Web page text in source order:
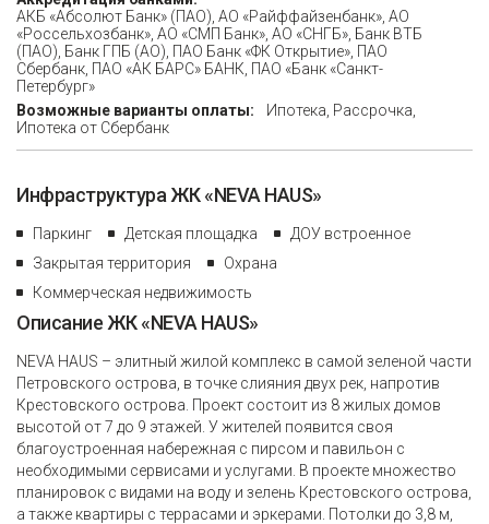
АКБ «Абсолют Банк» (ПАО), АО «Райффайзенбанк», АО
«Россельхозбанк», АО «СМП Банк», АО «СНГБ», Банк ВТБ
(ПАО), Банк ГПБ (АО), ПАО Банк «ФК Открытие», ПАО
Сбербанк, ПАО «АК БАРС» БАНК, ПАО «Банк «Санкт-
Петербург»
Возможные варианты оплаты:
Ипотека, Рассрочка,
Ипотека от Сбербанк
Инфраструктура ЖК «NEVA HAUS»
Паркинг Детская площадка
ДОУ встроенное
Закрытая территория
Охрана
Коммерческая недвижимость
Описание ЖК «NEVA HAUS»
NEVA HAUS – элитный жилой комплекс в самой зеленой части
Петровского острова, в точке слияния двух рек, напротив
Крестовского острова. Проект состоит из 8 жилых домов
высотой от 7 до 9 этажей. У жителей появится своя
благоустроенная набережная с пирсом и павильон с
необходимыми сервисами и услугами. В проекте множество
планировок с видами на воду и зелень Крестовского острова,
а также квартиры с террасами и эркерами. Потолки до 3,8 м,